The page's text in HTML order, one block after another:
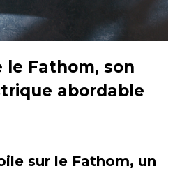
le Fathom, son
abordable
sur le Fathom, un